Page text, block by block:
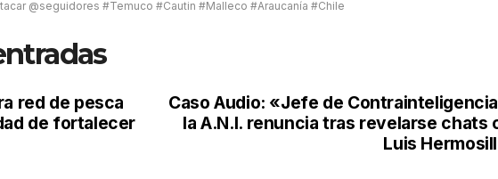
@seguidores #Temuco #Cautin #Malleco #Araucanía #Chile
Caso Audio: «Jefe de
la A.N.I. renuncia tras revelarse chats
Luis
red de pesca
de fortalecer